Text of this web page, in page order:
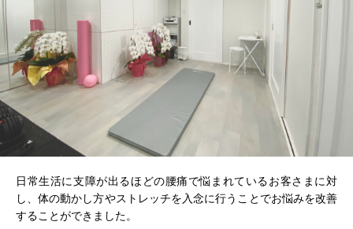
日常生活に支障が出るほどの腰痛で悩まれているお客さまに対
し、体の動かし方やストレッチを入念に行うことでお悩みを改善
することができました。